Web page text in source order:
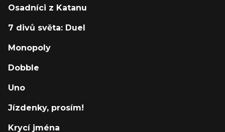
Osadníci z Katanu
7 divů světa: Duel
Monopoly
Dobble
Uno
Jízdenky, prosím!
Krycí jména